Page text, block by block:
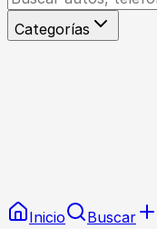
Categorías
Inicio Buscar